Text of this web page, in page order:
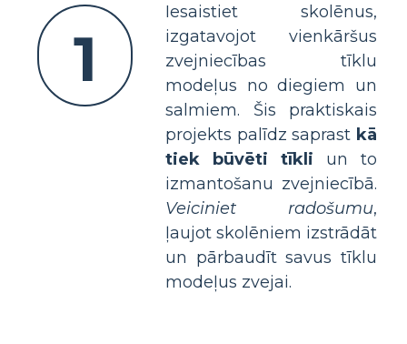
1
Iesaistiet skolēnus,
izgatavojot vienkāršus
zvejniecības tīklu
modeļus no diegiem un
salmiem. Šis praktiskais
projekts palīdz saprast kā
tiek būvēti tīkli un to
izmantošanu zvejniecībā.
Veiciniet radošumu,
ļaujot skolēniem izstrādāt
un pārbaudīt savus tīklu
modeļus zvejai.